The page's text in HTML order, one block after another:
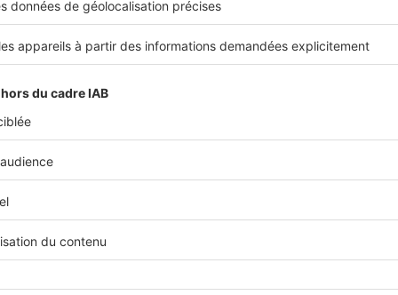
!
désavantages à s’implanter dans un centre
première difficulté à relever sera le budget que cela
20 à 30 % plus élevé que dans un
charges y sont également plus élevées, tout comme
du local et des parties communes
élevés, à payer obligatoirement pour tout patron de
ledit centre commercial. Vous pouvez bien sûr